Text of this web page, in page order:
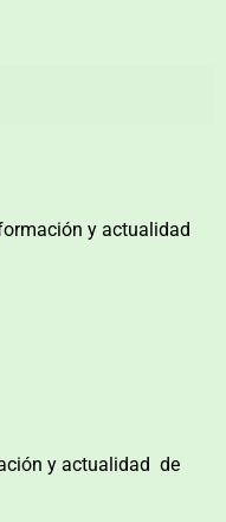
y actualidad
y actualidad de